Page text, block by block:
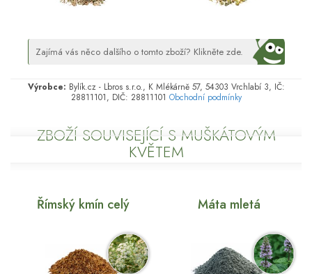
Zajímá vás něco dalšího o tomto zboží? Klikněte zde.
Výrobce: Bylík.cz - Lbros s.r.o., K Mlékárně 57, 54303 Vrchlabí 3, IČ:
28811101, DIČ: 28811101 Obchodní podmínky
ZBOŽÍ SOUVISEJÍCÍ S MUŠKÁTOVÝM
KVĚTEM
Římský kmín celý Máta mletá